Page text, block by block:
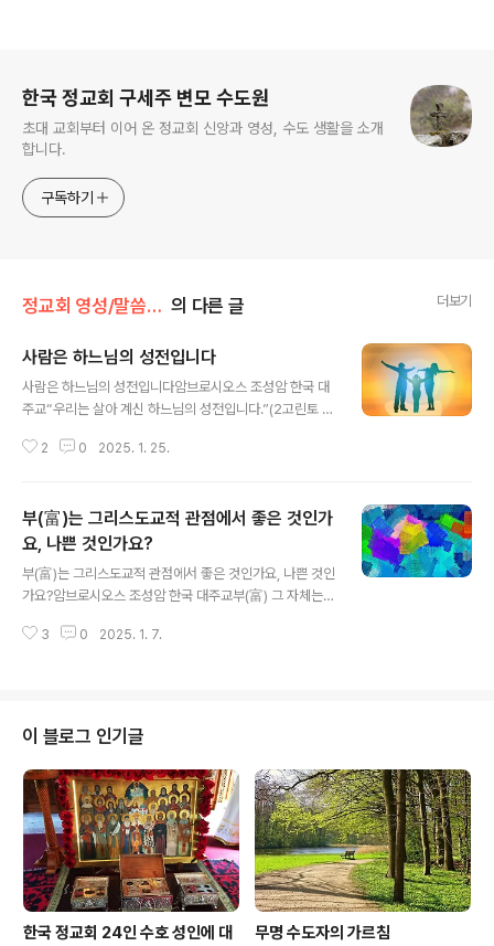
한국 정교회 구세주 변모 수도원
초대 교회부터 이어 온 정교회 신앙과 영성, 수도 생활을 소개
합니다.
구독하기
정교회 영성/말씀과 함께 의 다른 글 더보기
사람은 하느님의 성전입니다
사람은 하느님의 성전입니다암브로시오스 조성암 한국 대
주교“우리는 살아 계신 하느님의 성전입니다.”(2고린토 6,
니다. 이에 대해 오해 없이 잘 이해되도록, 사도는 그들에게
시는 성전이라는 것을 모르십니까?”(1고린토 6,19) 이를
통해 사도 바울로는, 몸뿐만 아니라 영혼으로도 이루어져
있는 사람, 즉 그리스도인은 하느님의 성전이며 성령이 거
처하시는 곳임을 강조하고자 했습니다. 정말이지, 이것은
중요한 진리입니다. 건축가는 성당을 지을 때 가능한 한 가
장 좋은 재료를 사용하고, 신자들은 성당을 꾸밀 때 가능한
2 0 2025. 1. 25.
부(富)는 그리스도교적 관점에서 좋은 것인가
요, 나쁜 것인가요?
부(富)는 그리스도교적 관점에서 좋은 것인가요, 나쁜 것인
가요?암브로시오스 조성암 한국 대주교부(富) 그 자체는
고, 어떻게 사용하느냐에 달려 있습니다. 즉, 부를 도덕적으
다. 또한, 획득한 부와 재산을 어떻게 사용하는지도 중요합
니다. 이기적인 마음으로 우리 자신만을 위해 사용하는지,
아니면 도움이 필요한 사람들에 대한 사랑의 마음으로 남
들을 위해서도 사용하는지가 중요합니다. 부유한 사람이
재물 때문에 하느님으로부터 멀어지지 않으려면 어떻게 해
야 하는지, 네 가지 주의 사항을 살펴보..
3 0 2025. 1. 7.
이 블로그 인기글
한국 정교회 24인 수호 성인에 대
무명 수도자의 가르침